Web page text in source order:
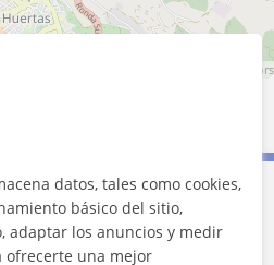
contributors
datos, tales como cookies,
básico del sitio,
adaptar los anuncios y medir
ofrecerte una mejor